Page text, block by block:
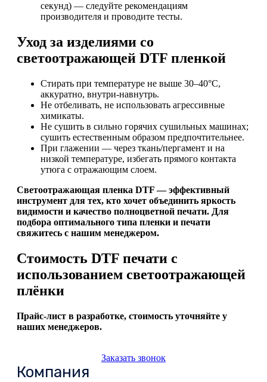
секунд) — следуйте рекомендациям
производителя и проводите тесты.
Уход за изделиями со
светоотражающей DTF пленкой
Стирать при температуре не выше 30–40°C,
аккуратно, внутри‑навнутрь.
Не отбеливать, не использовать агрессивные
химикаты.
Не сушить в сильно горячих сушильных машинах;
сушить естественным образом предпочтительнее.
При глажении — через ткань/пергамент и на
низкой температуре, избегать прямого контакта
утюга с отражающим слоем.
Светоотражающая пленка DTF — эффективный
инструмент для тех, кто хочет объединить яркость
видимости и качество полноцветной печати. Для
подбора оптимального типа пленки и печати
свяжитесь с нашим менеджером.
Стоимость DTF печати с
использованием светоотражающей
плёнки
Прайс-лист в разработке, стоимость уточняйте у
наших менеджеров.
Заказать звонок
Компания